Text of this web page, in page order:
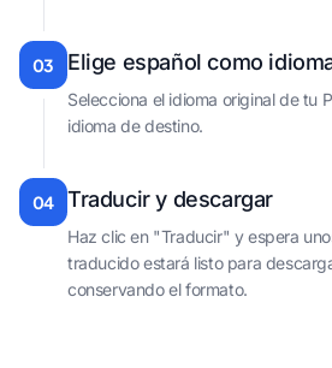
03 Elige español como
Selecciona el idioma original de tu
idioma de destino.
04 Traducir y descargar
Haz clic en "Traducir" y espera
traducido estará listo para
conservando el formato.